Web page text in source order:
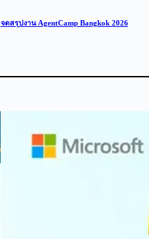
จดสรุปงาน AgentCamp Bangkok 2026